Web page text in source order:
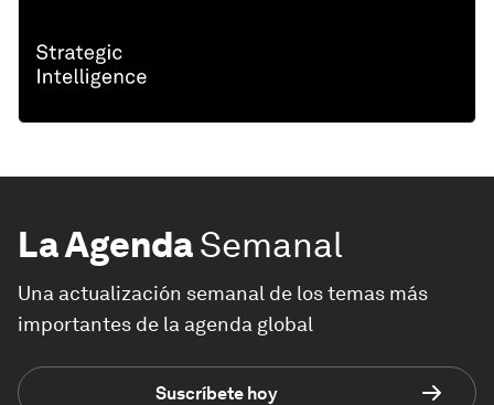
La AgendaSemanal
Una actualización semanal de los temas más
importantes de la agenda global
Suscríbete hoy